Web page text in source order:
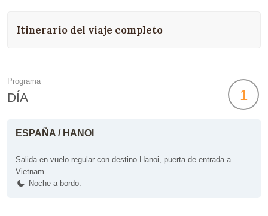
Itinerario del viaje completo
Programa
DÍA 1
ESPAÑA / HANOI
Salida en vuelo regular con destino Hanoi, puerta de entrada a
Vietnam.
Noche a bordo.